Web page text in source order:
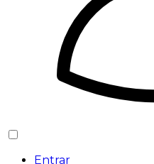
Entrar